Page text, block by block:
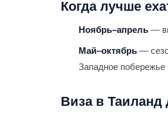
Когда лучше
Ноябрь–апрель —
Май–октябрь —
Западное
Виза в Таиланд